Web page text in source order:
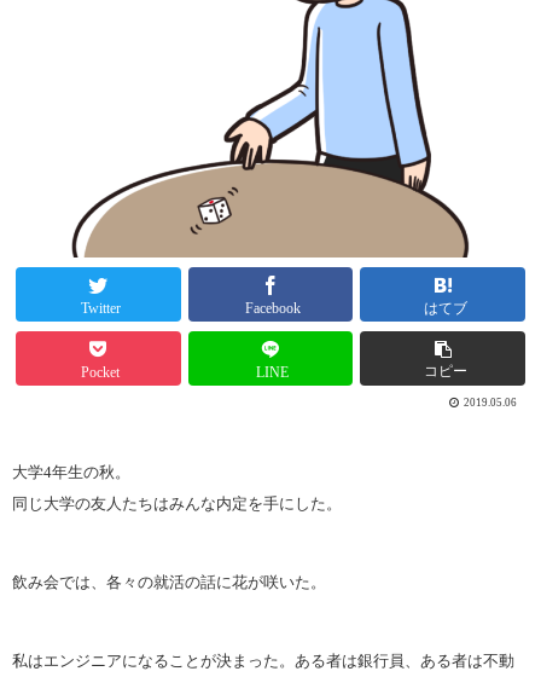
Twitter Facebook はてブ
Pocket LINE コピー
2019.05.06
大学4年生の秋。
同じ大学の友人たちはみんな内定を手にした。
飲み会では、各々の就活の話に花が咲いた。
私はエンジニアになることが決まった。ある者は銀行員、ある者は不動